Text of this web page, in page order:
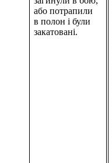
або потрапили
в полон і були
закатовані.